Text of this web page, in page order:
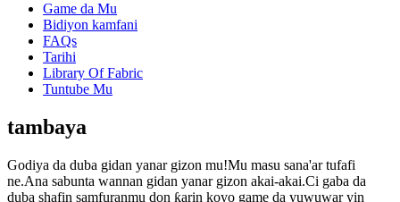
Game da Mu
Bidiyon kamfani
FAQs
Tarihi
Library Of Fabric
Tuntube Mu
tambaya
Godiya da duba gidan yanar gizon mu!Mu masu sana'ar tufafi
ne.Ana sabunta wannan gidan yanar gizon akai-akai.Ci gaba da
duba shafin samfuranmu don ƙarin koyo game da yuwuwar yin